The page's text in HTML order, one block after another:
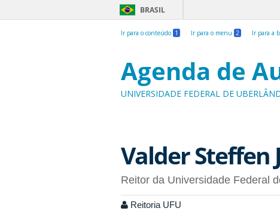
BRASIL
Ir para o conteúdo 1 Ir para o menu 2 Ir para a
Agenda de
UNIVERSIDADE FEDERAL DE
Valder Steffen
Reitor da Universidade Federal
Reitoria UFU